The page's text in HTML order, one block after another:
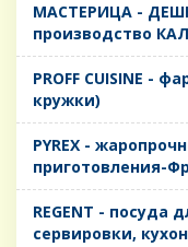
MАСТЕРИЦА -
производство
PROFF CUISINE -
кружки)
PYREX -
приготовления-
REGENT - посуда
сервировки,